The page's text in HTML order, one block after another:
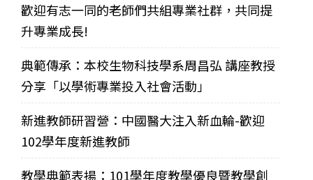
歡迎有志一同的老師們共組專業社群，共同提
升專業成長!
典範傳承：本校生物科技學系周昌弘 講座教授
分享「以學術專業投入社會活動」
新進教師研習營：中國醫大注入新血輪-歡迎
102學年度新進教師
教學典範表揚：101學年度教學優良暨教學創